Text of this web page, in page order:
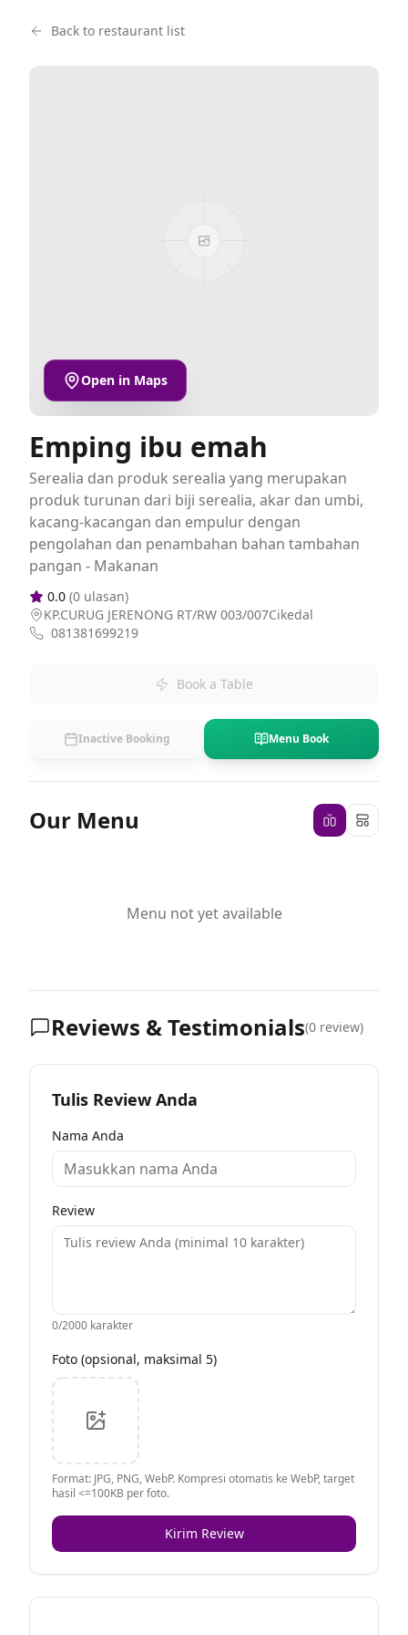
Back to restaurant list
Open in Maps
Emping ibu emah
Serealia dan produk serealia yang merupakan
produk turunan dari biji serealia, akar dan umbi,
kacang-kacangan dan empulur dengan
pengolahan dan penambahan bahan tambahan
pangan - Makanan
0.0 (0 ulasan)
KP.CURUG JERENONG RT/RW 003/007Cikedal
081381699219
Book a Table
Inactive Booking Menu Book
Our Menu
Menu not yet available
Reviews & Testimonials(0 review)
Tulis Review Anda
Nama Anda
Review
0/2000 karakter
Foto (opsional, maksimal 5)
Format: JPG, PNG, WebP. Kompresi otomatis ke WebP, target
hasil <=100KB per foto.
Kirim Review